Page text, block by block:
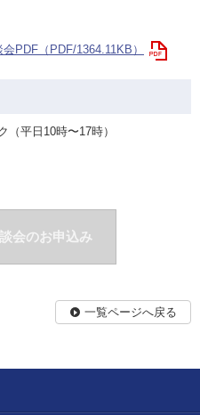
PDF（PDF/1364.11KB）
平日10時〜17時）
会のお申込み
一覧ページへ戻る